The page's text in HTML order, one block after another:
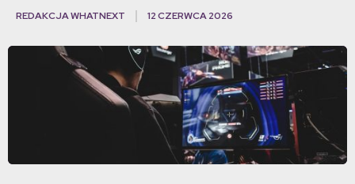
REDAKCJA WHATNEXT 12 CZERWCA 2026